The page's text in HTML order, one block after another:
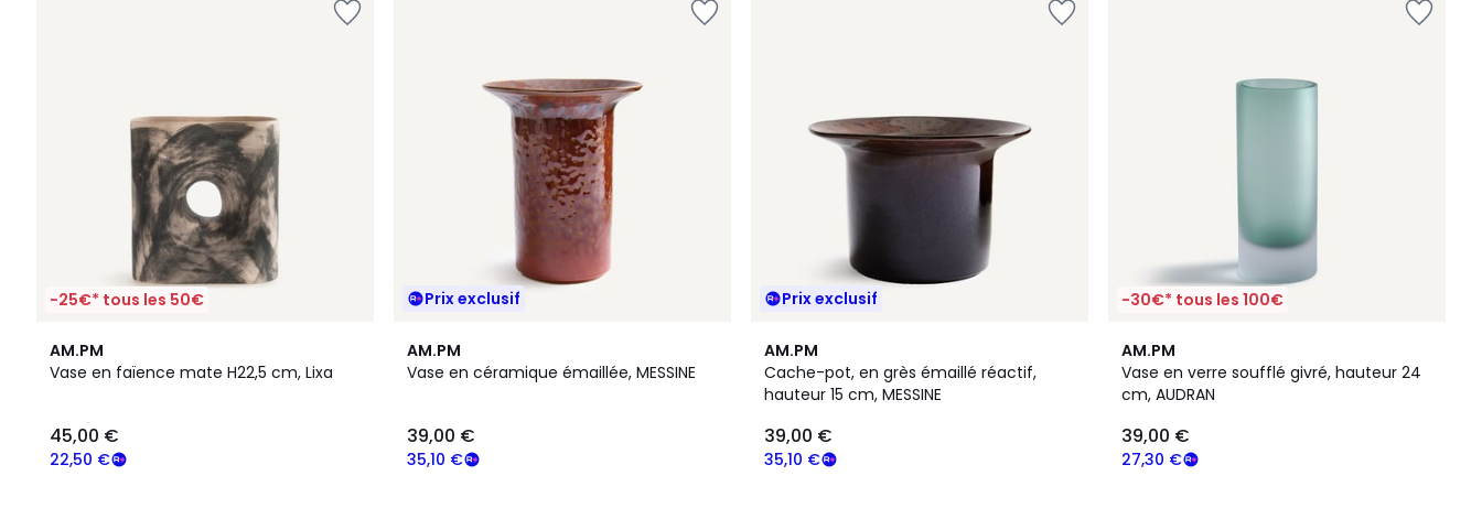
-25€* tous les 50€
AM.PM
Vase en faïence mate H22,5 cm, Lixa
22,50 €
45,00 €
Prix exclusif
AM.PM
Vase en céramique émaillée, MESSINE
35,10 €
39,00 €
Prix exclusif
AM.PM
Cache-pot, en grès émaillé réactif,
hauteur 15 cm, MESSINE
35,10 €
39,00 €
-30€* tous les 100€
AM.PM
Vase en verre soufflé givré, hauteur 24
cm, AUDRAN
27,30 €
39,00 €
5
/
5